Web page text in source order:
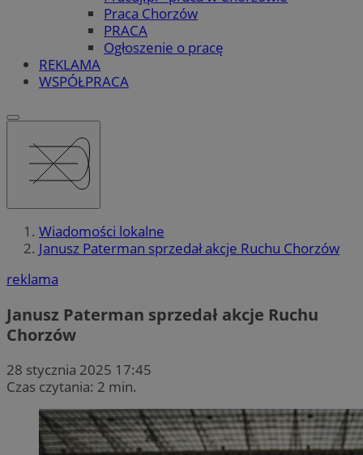
Praca Chorzów
PRACA
Ogłoszenie o pracę
REKLAMA
WSPÓŁPRACA
Wiadomości lokalne
Janusz Paterman sprzedał akcje Ruchu Chorzów
reklama
Janusz Paterman sprzedał akcje Ruchu
Chorzów
28 stycznia 2025 17:45
Czas czytania: 2 min.